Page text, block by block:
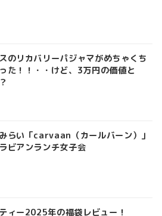
のリカバリーパジャマがめちゃくち
た！！・・けど、3万円の価値と
らい「carvaan（カールバーン）」
ビアンランチ女子会
ィー2025年の福袋レビュー！